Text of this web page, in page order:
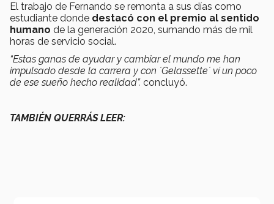
El trabajo de Fernando se remonta a sus días como
estudiante donde destacó con el premio al sentido
humano de la generación 2020, sumando más de mil
horas de servicio social.
“Estas ganas de ayudar y cambiar el mundo me han
impulsado desde la carrera y con ´Gelassette´ ví un poco
de ese sueño hecho realidad”. concluyó.
TAMBIÉN QUERRÁS LEER: